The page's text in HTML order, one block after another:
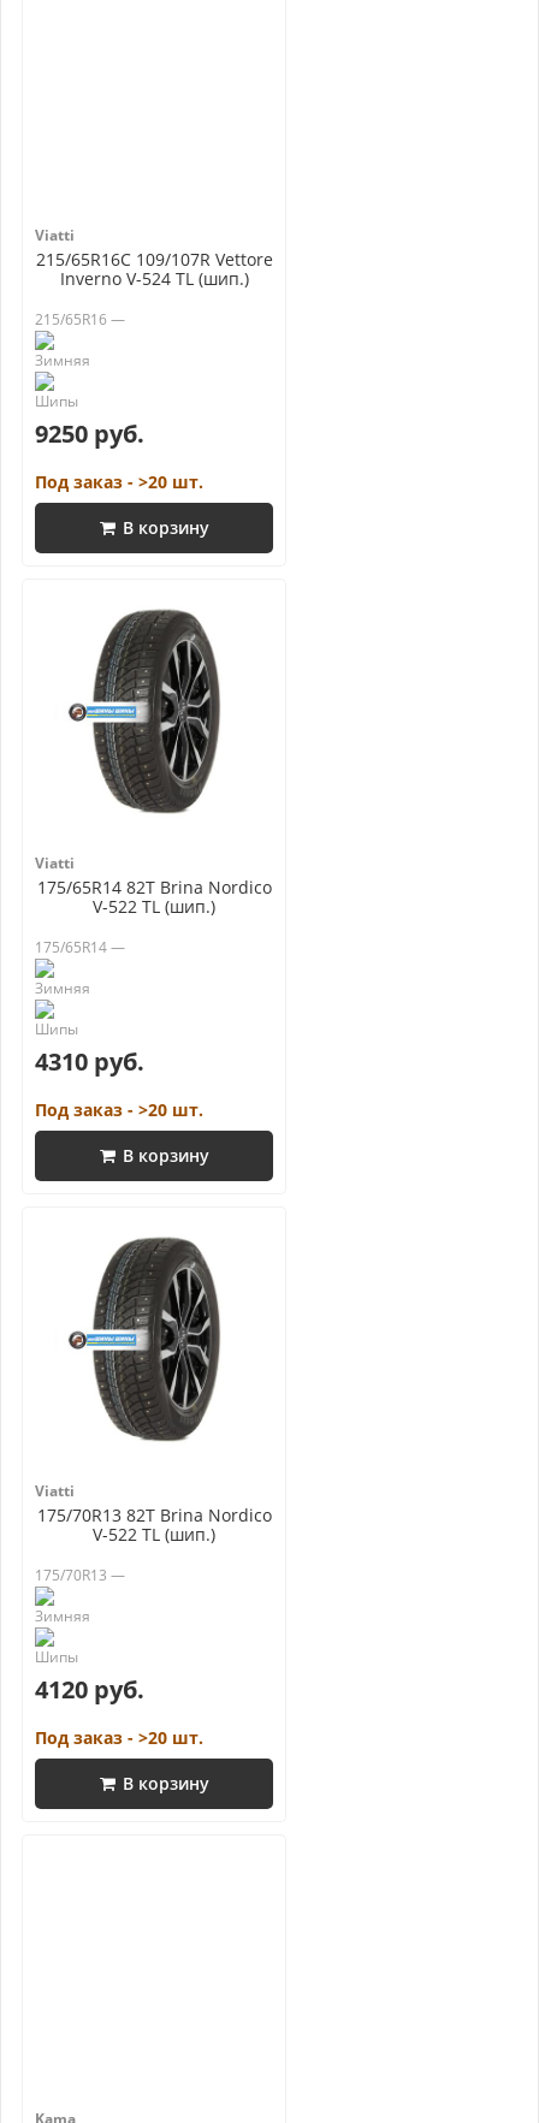
Viatti
215/65R16C 109/107R Vettore
Inverno V-524 TL (шип.)
215/65R16 —
9250 руб.
Под заказ - >20 шт.
В корзину
Viatti
175/65R14 82T Brina Nordico
V-522 TL (шип.)
175/65R14 —
4310 руб.
Под заказ - >20 шт.
В корзину
Viatti
175/70R13 82T Brina Nordico
V-522 TL (шип.)
175/70R13 —
4120 руб.
Под заказ - >20 шт.
В корзину